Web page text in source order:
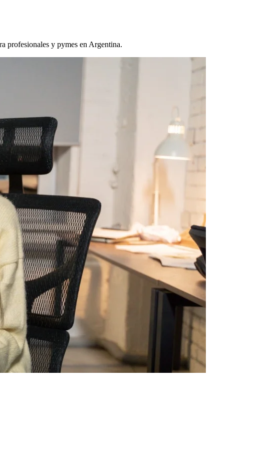
profesionales y pymes en Argentina.